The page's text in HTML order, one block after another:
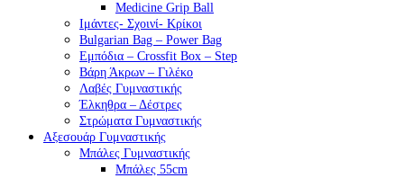
Medicine Grip Ball
Ιμάντες- Σχοινί- Κρίκοι
Bulgarian Bag – Power Bag
Εμπόδια – Crossfit Box – Step
Βάρη Άκρων – Γιλέκο
Λαβές Γυμναστικής
Έλκηθρα – Δέστρες
Στρώματα Γυμναστικής
Αξεσουάρ Γυμναστικής
Μπάλες Γυμναστικής
Μπάλες 55cm